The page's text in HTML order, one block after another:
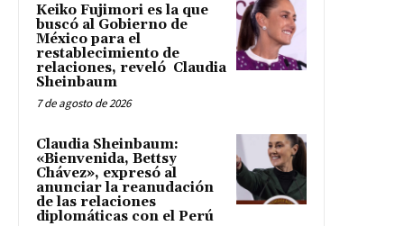
Keiko Fujimori es la que
buscó al Gobierno de
México para el
restablecimiento de
relaciones, reveló Claudia
Sheinbaum
7 de agosto de 2026
Claudia Sheinbaum:
«Bienvenida, Bettsy
Chávez», expresó al
anunciar la reanudación
de las relaciones
diplomáticas con el Perú